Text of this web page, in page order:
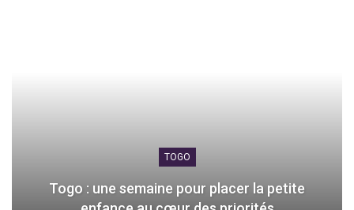
TOGO
Togo : une semaine pour placer la petite